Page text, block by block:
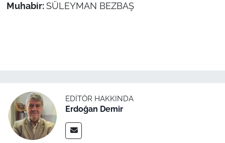
Muhabir: SÜLEYMAN BEZBAŞ
EDITÖR HAKKINDA
Erdoğan Demir
English News
Canlı Maç